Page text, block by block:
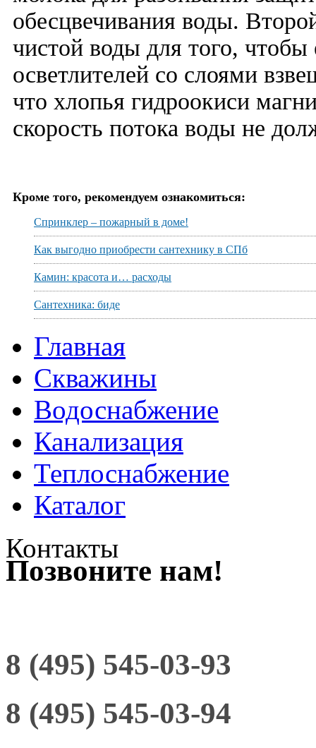
обесцвечивания воды.
чистой воды для того,
осветлителей со слоями
что хлопья гидроокиси
скорость потока воды не
Кроме того, рекомендуем ознакомиться:
Спринклер – пожарный в доме!
Как выгодно приобрести сантехнику в СПб
Камин: красота и… расходы
Сантехника: биде
Главная
Скважины
Водоснабжение
Канализация
Теплоснабжение
Каталог
Контакты
Позвоните нам!
8 (495) 545-03-93
8 (495) 545-03-94